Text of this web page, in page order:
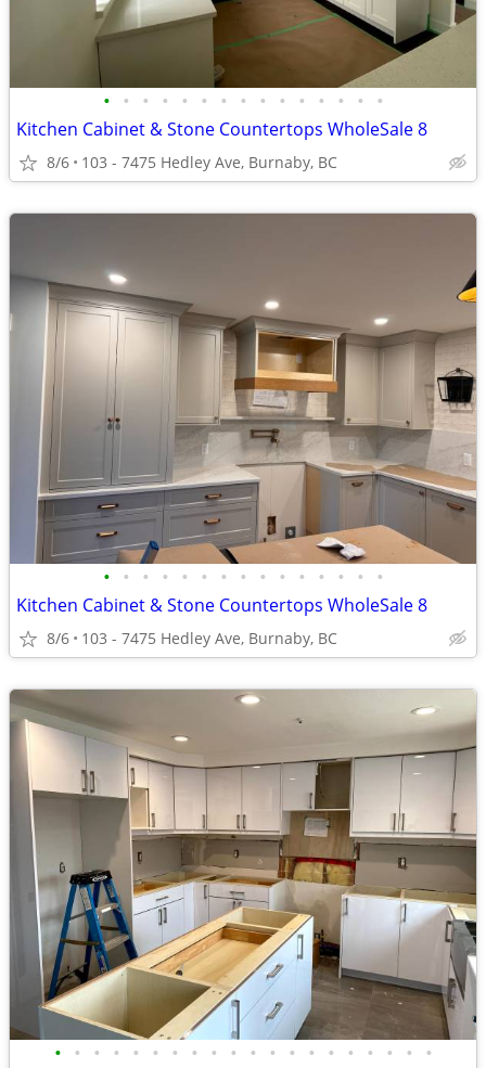
• • • • • • • • • • • • • • •
Kitchen Cabinet & Stone Countertops WholeSale 8
8/6 103 - 7475 Hedley Ave, Burnaby, BC
• • • • • • • • • • • • • • •
Kitchen Cabinet & Stone Countertops WholeSale 8
8/6 103 - 7475 Hedley Ave, Burnaby, BC
• • • • • • • • • • • • • • • • • • • •